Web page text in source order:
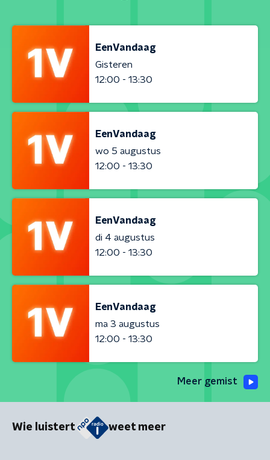
EenVandaag
Gisteren
12:00 - 13:30
EenVandaag
wo 5 augustus
12:00 - 13:30
EenVandaag
di 4 augustus
12:00 - 13:30
EenVandaag
ma 3 augustus
12:00 - 13:30
Meer gemist
Wie luistert weet meer